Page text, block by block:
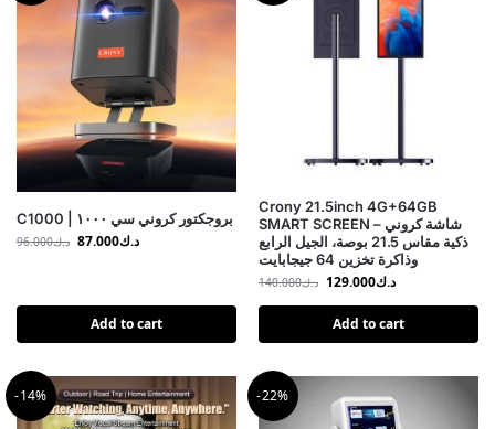
C1000 | بروجكتور كروني سي ١٠٠٠
د.ك96.000 د.ك87.000
Add to cart
Crony 21.5inch 4G+64GB
SMART SCREEN – شاشة كروني
ذكية مقاس 21.5 بوصة، الجيل الرابع
وذاكرة تخزين 64 جيجابايت
د.ك140.000 د.ك129.000
Add to cart
-14% -22%